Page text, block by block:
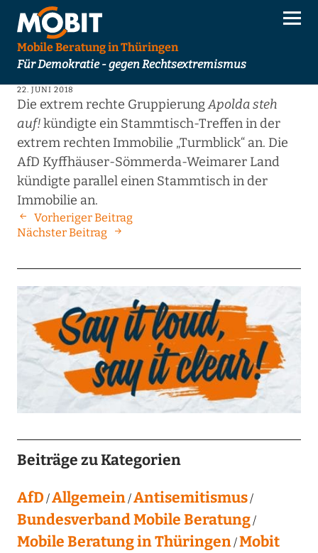
Mobile Beratung in Thüringen
Für Demokratie - gegen Rechtsextremismus
22. JUNI 2018
Die extrem rechte GruppierungApolda steh
auf!kündigte ein Stammtisch-Treffen in der
extrem rechten Immobilie „Turmblick“ an. Die
AfD Kyffhäuser-Sömmerda-Weimarer Land
kündigte parallel einen Stammtisch in der
Immobilie an.
Vorheriger Beitrag
Nächster Beitrag
Beiträge zu Kategorien
AfD Allgemein Antisemitismus
Bundesverband Mobile Beratung
Mobile Beratung in Thüringen Mobit